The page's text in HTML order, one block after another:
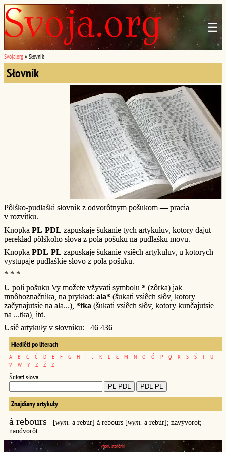
☰
Svoja.org » Słovnik
Słovnik
Pôlśko-pudlaśki słovnik z odvorôtnym pošukom — pracia
v rozvitku.
Knopka PL-PDL zapuskaje šukanie tych artykułuv, kotory dajut
perekład pôlśkoho słova z pola pošuku na pudlaśku movu.
Knopka PDL-PL zapuskaje šukanie vsiêch artykułuv, u kotorych
vystupaje pudlaśkie słovo z pola pošuku.
* * *
U poli pošuku Vy možete vžyvati symbolu * (zôrka) jak
mnôhoznačnika, na prykład: ala* (šukati vsiêch słôv, kotory
začynajutsie na ala...), *tka (šukati vsiêch słôv, kotory kunčajutsie
na ...tka), itd.
Usiê artykuły v słovniku: 46 436
Hlediêti po literach
A B C Ć D E F G H I J K L Ł M N O Ó P Q R S Ś T
U
V
W Y Z Ź Ż
Šukati słova
Znajdiany artykuły
à rebours [wym. a rebúr] à rebours [wym. a rebúr]; navývorot;
naodvorôt
vhoru storônki